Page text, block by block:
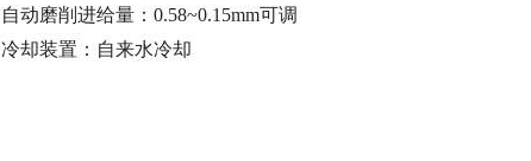
自动磨削进给量：0.58~0.15mm可调
冷却装置：自来水冷却